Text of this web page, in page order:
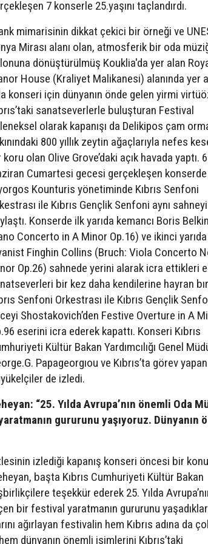
7 konserle 25.yaşını taçlandırdı.
mimarisinin dikkat çekici bir örneği ve
Mirası alanı olan, atmosferik bir oda
dönüştürülmüş Kouklia'da yer alan
House (Kraliyet Malikanesi) alanında yer
konseri için dünyanın önde gelen yirmi
sanatseverlerle buluşturan Festival
olarak kapanışı da Delikipos çam
800 yıllık zeytin ağaçlarıyla nefes
koru olan Olive Grove’daki açık havada yaptı. 6
Cumartesi gecesi gerçekleşen konserde
Kounturis yönetiminde Kıbrıs Senfoni
ile Kıbrıs Gençlik Senfoni aynı sahneyi
Konserde ilk yarıda kemancı Boris
Concerto in A Minor Op.16) ve ikinci
Finghin Collins (Bruch: Viola Concerto
Op.26) sahnede yerini alarak icra ettikleri
bir kez daha kendilerine hayran
Senfoni Orkestrası ile Kıbrıs Gençlik
Shostakovich’den Festive Overture in A
eserini icra ederek kapattı. Konseri Kıbrıs
Kültür Bakan Yardımcılığı Genel
Papageorgıou ve Kıbrıs’ta görev
de izledi.
“25. Yılda Avrupa’nın önemli Oda
gururunu yaşıyoruz. Dünyanın
izlediği kapanış konseri öncesi bir
başta Kıbrıs Cumhuriyeti Kültür Bakan
teşekkür ederek 25. Yılda
bir festival yaratmanın gururunu
ağırlayan festivalin hem Kıbrıs adına da
dünyanın önemli isimlerini Kıbrıs’taki